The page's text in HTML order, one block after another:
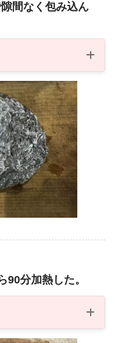
間なく包み込ん
分加熱した。